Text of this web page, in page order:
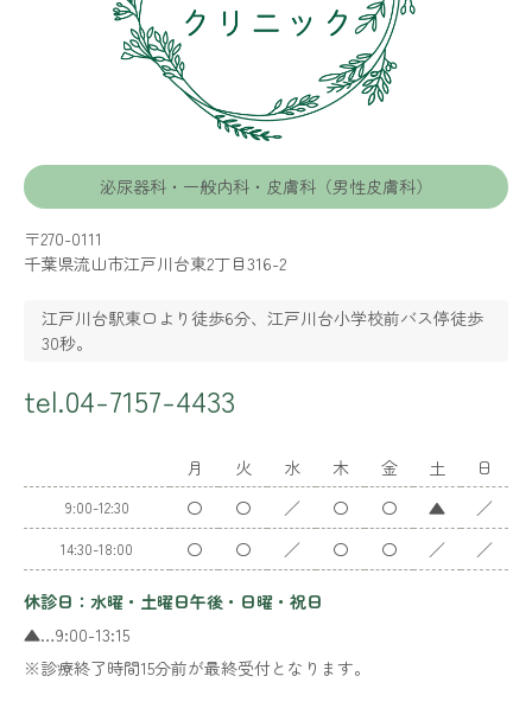
泌尿器科・一般内科・皮膚科（男性皮膚科）
〒270-0111
千葉県流山市江戸川台東2丁目316-2
江戸川台駅東口より徒歩6分、江戸川台小学校前バス停徒歩
30秒。
tel.04-7157-4433
月 火 水 木 金 土 日
9:00-12:30 〇 〇 ／ 〇 〇 ▲ ／
14:30-18:00 〇 〇 ／ 〇 〇 ／ ／
休診日：水曜・土曜日午後・日曜・祝日
▲…9:00-13:15
※診療終了時間15分前が最終受付となります。